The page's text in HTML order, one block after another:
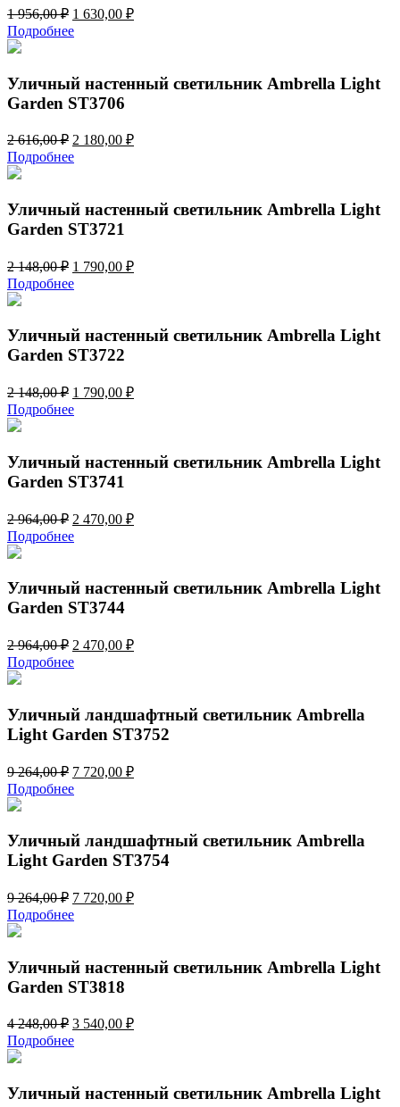
1 956,00₽ Первоначальная
цена
составляла
956,00 ₽.
1 630,00 ₽Текущая
Подробнее
Уличный настенный светильник Ambrella Light
Garden ST3706
2 616,00₽ Первоначальная
цена
составляла
616,00 ₽.
2 180,00 ₽Текущая
Подробнее
Уличный настенный светильник Ambrella Light
Garden ST3721
2 148,00₽ Первоначальная
цена
составляла
148,00 ₽.
1 790,00 ₽Текущая
Подробнее
Уличный настенный светильник Ambrella Light
Garden ST3722
2 148,00₽ Первоначальная
цена
составляла
148,00 ₽.
1 790,00 ₽Текущая
Подробнее
Уличный настенный светильник Ambrella Light
Garden ST3741
2 964,00₽ Первоначальная
цена
составляла
964,00 ₽.
2 470,00 ₽Текущая
Подробнее
Уличный настенный светильник Ambrella Light
Garden ST3744
2 964,00₽ Первоначальная
цена
составляла
964,00 ₽.
2 470,00 ₽Текущая
Подробнее
Уличный ландшафтный светильник Ambrella
Light Garden ST3752
9 264,00₽ Первоначальная
цена
составляла
264,00 ₽.
7 720,00 ₽Текущая
Подробнее
Уличный ландшафтный светильник Ambrella
Light Garden ST3754
9 264,00₽ Первоначальная
цена
составляла
264,00 ₽.
7 720,00 ₽Текущая
Подробнее
Уличный настенный светильник Ambrella Light
Garden ST3818
4 248,00₽ Первоначальная
цена
составляла
248,00 ₽.
3 540,00 ₽Текущая
Подробнее
Уличный настенный светильник Ambrella Light